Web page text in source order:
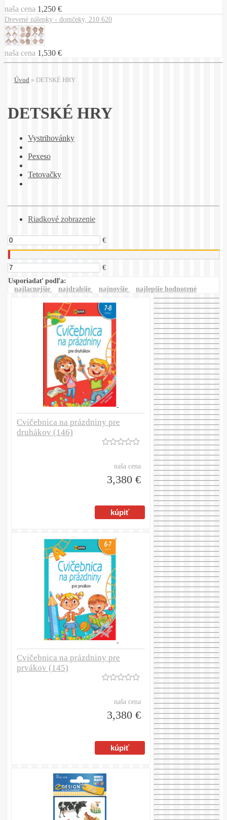
naša cena 1,250 €
Drevené nálepky - domčeky, 210 620
naša cena 1,530 €
Úvod » DETSKÉ HRY
DETSKÉ HRY
Vystrihovánky
Pexeso
Tetovačky
Riadkové zobrazenie
€
€
Usporiadať podľa:
najlacnejšie
najdrahšie najnovšie najlepšie hodnotené
Cvičebnica na prázdniny pre
druhákov (146)
naša cena
3,380 €
Cvičebnica na prázdniny pre
prvákov (145)
naša cena
3,380 €